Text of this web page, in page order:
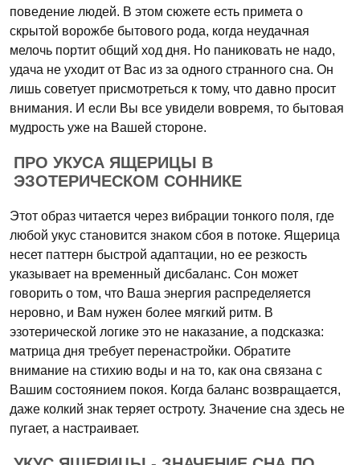
поведение людей. В этом сюжете есть примета о
скрытой ворожбе бытового рода, когда неудачная
мелочь портит общий ход дня. Но паниковать не надо,
удача не уходит от Вас из за одного странного сна. Он
лишь советует присмотреться к тому, что давно просит
внимания. И если Вы все увидели вовремя, то бытовая
мудрость уже на Вашей стороне.
ПРО УКУСА ЯЩЕРИЦЫ В
ЭЗОТЕРИЧЕСКОМ СОННИКЕ
Этот образ читается через вибрации тонкого поля, где
любой укус становится знаком сбоя в потоке. Ящерица
несет паттерн быстрой адаптации, но ее резкость
указывает на временный дисбаланс. Сон может
говорить о том, что Ваша энергия распределяется
неровно, и Вам нужен более мягкий ритм. В
эзотерической логике это не наказание, а подсказка:
матрица дня требует перенастройки. Обратите
внимание на стихию воды и на то, как она связана с
Вашим состоянием покоя. Когда баланс возвращается,
даже колкий знак теряет остроту. Значение сна здесь не
пугает, а настраивает.